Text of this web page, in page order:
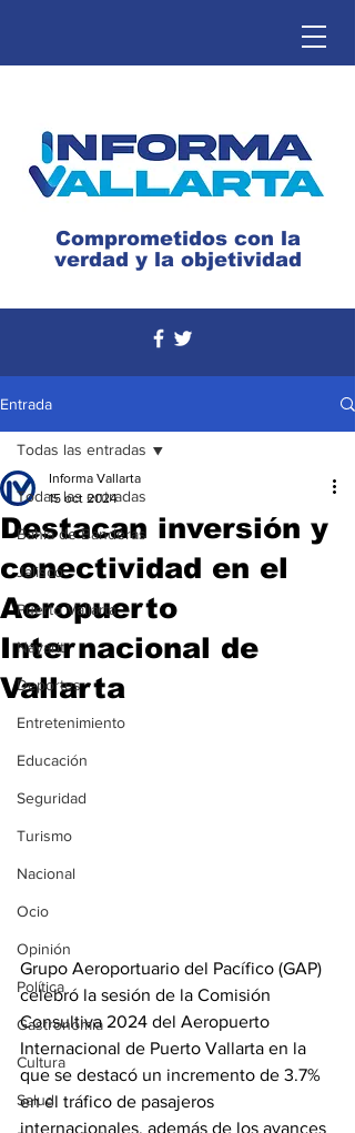
Comprometidos con la
verdad y la objetividad
Entrada
Todas las entradas
Bahía de Banderas
Jalisco
Puerto Vallarta
Nayarit
Deportes
Entretenimiento
Educación
Seguridad
Turismo
Nacional
Ocio
Opinión
Política
Gastronomía
Cultura
Salud
Todas las entradas
Destacan inversión y
conectividad en el
Aeropuerto
Internacional de
Vallarta
Informa Vallarta
15 oct 2024
Grupo Aeroportuario del Pacífico (GAP)
celebró la sesión de la Comisión
Consultiva 2024 del Aeropuerto
Internacional de Puerto Vallarta en la
que se destacó un incremento de 3.7%
en el tráfico de pasajeros
internacionales, además de los avances